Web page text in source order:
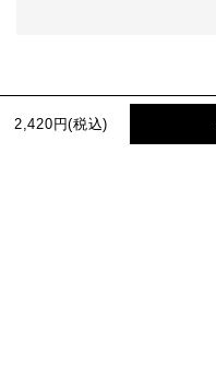
2,420円(税込)